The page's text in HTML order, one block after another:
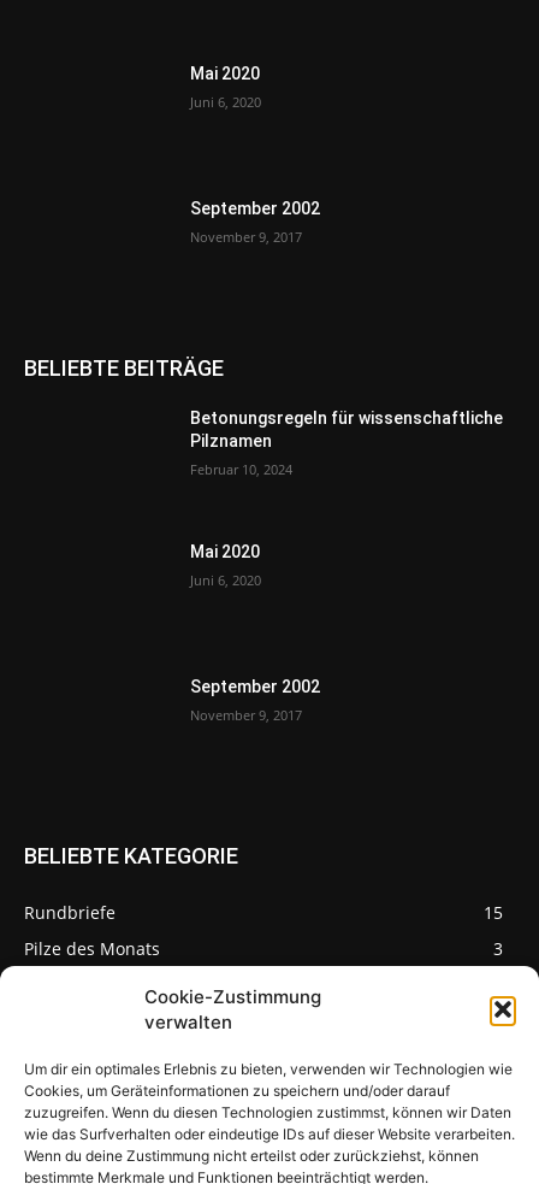
Cookie-Zustimmung
verwalten
Um dir ein optimales Erlebnis zu bieten, verwenden wir Technologien wie
Cookies, um Geräteinformationen zu speichern und/oder darauf
zuzugreifen. Wenn du diesen Technologien zustimmst, können wir Daten
wie das Surfverhalten oder eindeutige IDs auf dieser Website verarbeiten.
Wenn du deine Zustimmung nicht erteilst oder zurückziehst, können
bestimmte Merkmale und Funktionen beeinträchtigt werden.
Mai 2020
Juni 6, 2020
September 2002
November 9, 2017
BELIEBTE BEITRÄGE
Betonungsregeln für wissenschaftliche
Pilznamen
Februar 10, 2024
Mai 2020
Juni 6, 2020
September 2002
November 9, 2017
BELIEBTE KATEGORIE
Rundbriefe
15
Pilze des Monats
3
Pilzseite
Seltene Pilze aus
Mainfranken und
Deutschland